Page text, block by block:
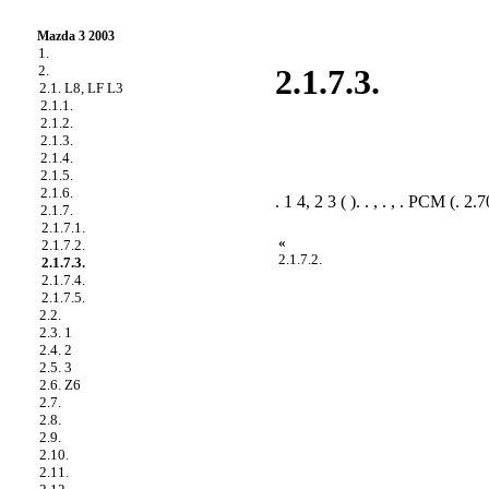
Mazda 3 2003
1.
2.
2.1. L8, LF L3
2.1.1.
2.1.2.
2.1.3.
2.1.4.
2.1.5.
2.1.6.
2.1.7.
2.1.7.1.
2.1.7.2.
2.1.7.3.
2.1.7.4.
2.1.7.5.
2.2.
2.3. 1
2.4. 2
2.5. 3
2.6. Z6
2.7.
2.8.
2.9.
2.10.
2.11.
2.1.7.3.
. 1 4, 2 3 ( ). . , . , . PCM (.
«
2.1.7.2.